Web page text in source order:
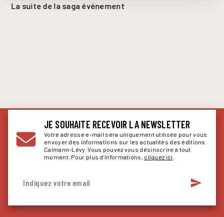
La suite de la saga événement
JE SOUHAITE RECEVOIR LA NEWSLETTER
Votre adresse e-mail sera uniquement utilisée pour vous
envoyer des informations sur les actualités des éditions
Calmann-Lévy. Vous pouvez vous désinscrire à tout
moment. Pour plus d’informations, cliquez ici
Indiquez votre email send